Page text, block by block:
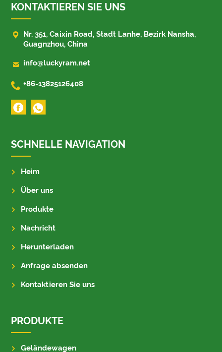
KONTAKTIEREN SIE UNS

Nr. 351, Caixin Road, Stadt Lanhe, Bezirk Nansha,
Guagnzhou, China
 info@luckyram.net
 +86-13825126408
SCHNELLE NAVIGATION
Heim
Über uns
Produkte
Nachricht
Herunterladen
Anfrage absenden
Kontaktieren Sie uns
PRODUKTE
Geländewagen